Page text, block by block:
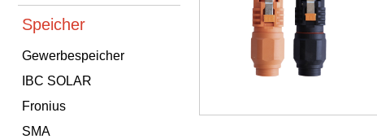
Speicher
Gewerbespeicher
IBC SOLAR
Fronius
SMA